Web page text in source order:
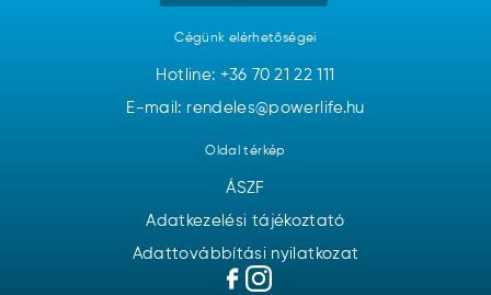
Cégünk elérhetőségei
Hotline: +36 70 21 22 111
E-mail: rendeles@powerlife.hu
Oldal térkép
ÁSZF
Adatkezelési tájékoztató
Adattovábbítási nyilatkozat